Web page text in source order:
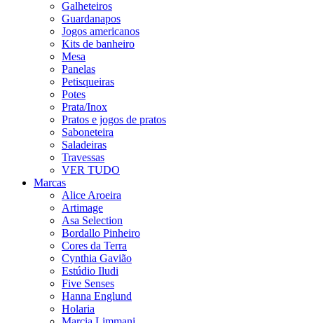
Galheteiros
Guardanapos
Jogos americanos
Kits de banheiro
Mesa
Panelas
Petisqueiras
Potes
Prata/Inox
Pratos e jogos de pratos
Saboneteira
Saladeiras
Travessas
VER TUDO
Marcas
Alice Aroeira
Artimage
Asa Selection
Bordallo Pinheiro
Cores da Terra
Cynthia Gavião
Estúdio Iludi
Five Senses
Hanna Englund
Holaria